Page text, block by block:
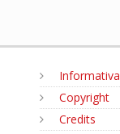
Copyright
Credits